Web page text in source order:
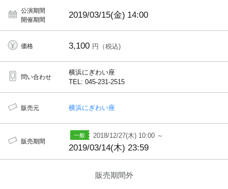
公演期間
開催期間
2019/03/15(金) 14:00
価格 3,100 円（税込)
問い合わせ
横浜にぎわい座
TEL: 045-231-2515
販売元 横浜にぎわい座
販売期間
2018/12/27(木) 10:00 ～
2019/03/14(木) 23:59
販売期間外